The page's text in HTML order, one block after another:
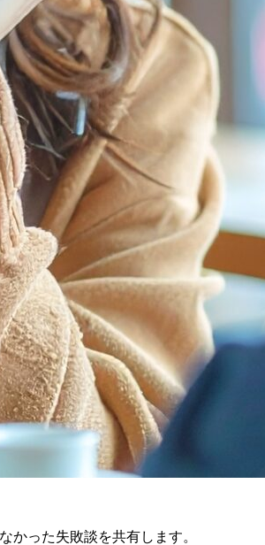
かった失敗談を共有します。